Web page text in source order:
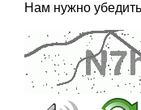
Нам нужно